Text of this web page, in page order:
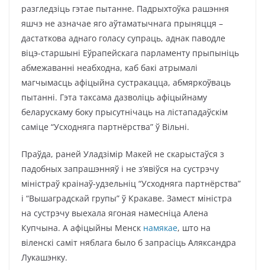
разгледзіць гэтае пытанне. Падрыхтоўка рашэння
яшчэ не азначае яго аўтаматычнага прыняцця –
дастаткова аднаго голасу супраць, аднак паводле
віцэ-старшыні Еўрапейскага парламенту прыпыніць
абмежаванні неабходна, каб бакі атрымалі
магчымасць афіцыйна сустракацца, абмяркоўваць
пытанні. Гэта таксама дазволіць афіцыйнаму
беларускаму боку прысутнічаць на лістападаўскім
саміце “Усходняга партнёрства” ў Вільні.
Праўда, раней Уладзімір Макей не скарыстаўся з
падобных запрашэнняў і не з’явіўся на сустрэчу
міністраў краінаў-удзельніц “Усходняга партнёрства”
і “Вышаградскай групы” ў Кракаве. Замест міністра
на сустрэчу выехала ягоная намесніца Алена
Купчына. А афіцыйны Менск намякае, што на
віленскі саміт няблага было б запрасіць Аляксандра
Лукашэнку.